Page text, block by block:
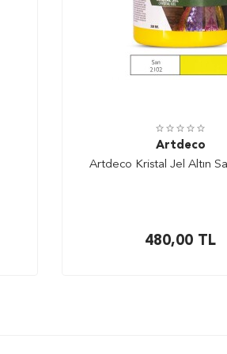
Artdeco
Artdeco Kristal Jel Altın
480,00 TL